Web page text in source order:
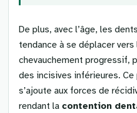
De plus, avec l’âge, les
tendance à se déplacer vers
chevauchement progressif,
des incisives inférieures.
s’ajoute aux forces de
rendant la contention